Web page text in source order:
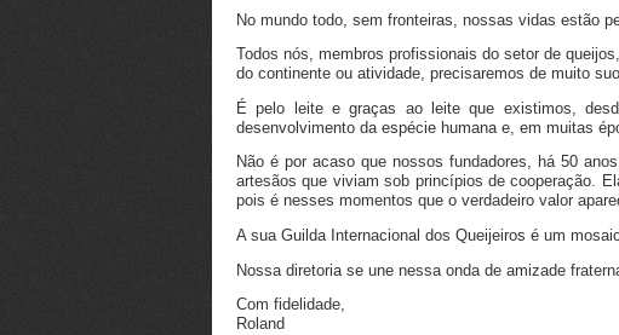
No mundo todo, sem fronteiras, nossas vidas estão
Todos nós, membros profissionais do setor de
do continente ou atividade, precisaremos de muito
É pelo leite e graças ao leite que existimos,
desenvolvimento da espécie humana e, em muitas
Não é por acaso que nossos fundadores, há 50
artesãos que viviam sob princípios de cooperação.
pois é nesses momentos que o verdadeiro valor
A sua Guilda Internacional dos Queijeiros é um
Nossa diretoria se une nessa onda de amizade
Com fidelidade,
Roland